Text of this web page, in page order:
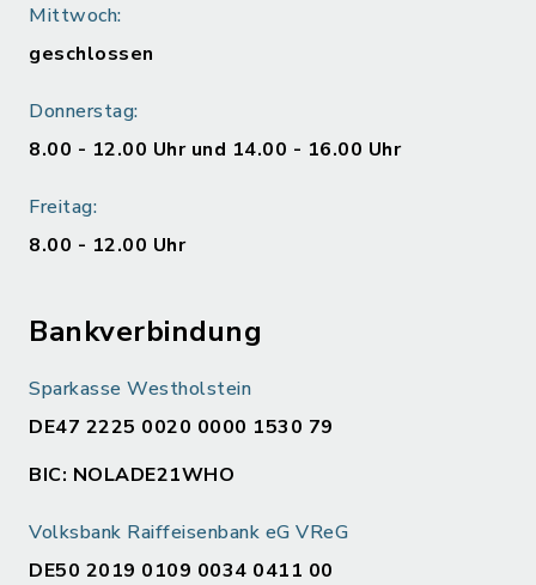
Mittwoch:
geschlossen
Donnerstag:
8.00 - 12.00 Uhr und 14.00 - 16.00 Uhr
Freitag:
8.00 - 12.00 Uhr
Bankverbindung
Sparkasse Westholstein
DE47 2225 0020 0000 1530 79
BIC: NOLADE21WHO
Volksbank Raiffeisenbank eG VReG
DE50 2019 0109 0034 0411 00